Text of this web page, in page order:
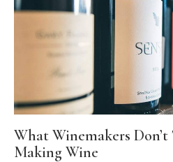
What Winemakers
Making Wine